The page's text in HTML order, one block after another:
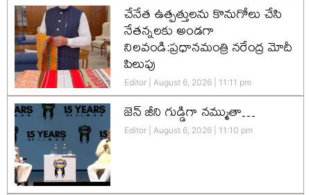
చేనేత ఉత్పత్తులను కొనుగోలు చేసి
నేతన్నలకు అండగా
నిలవండి:ప్రధానమంత్రి నరేంద్ర మోదీ
పిలుపు
Editor August 6, 2026 11:11 pm
జెన్‌ జీని గుడ్డిగా నమ్ముతా…
Editor August 6, 2026 11:10 pm